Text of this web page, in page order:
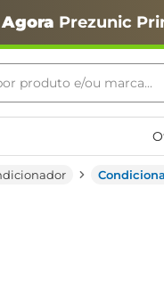
Prezunic
produto e/ou